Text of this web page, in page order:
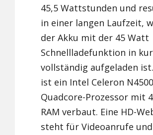
45,5 Wattstunden und
in einer langen Laufzeit,
der Akku mit der 45 Watt
Schnellladefunktion in
vollständig aufgeladen ist.
ist ein Intel Celeron N4500
Quadcore-Prozessor mit
RAM verbaut. Eine HD-
steht für Videoanrufe und